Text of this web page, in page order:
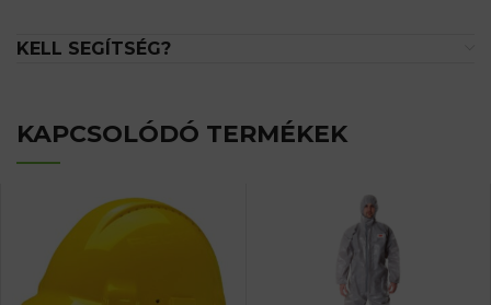
KELL SEGÍTSÉG?
KAPCSOLÓDÓ TERMÉKEK